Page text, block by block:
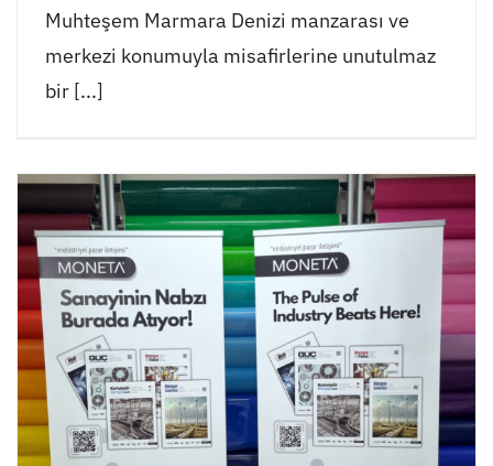
Muhteşem Marmara Denizi manzarası ve
merkezi konumuyla misafirlerine unutulmaz
bir [...]